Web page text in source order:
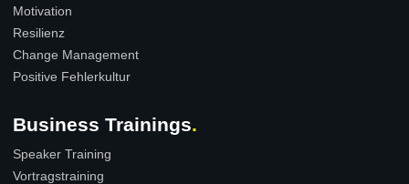
Motivation
Resilienz
Change Management
Positive Fehlerkultur
Business Trainings
Speaker Training
Vortragstraining